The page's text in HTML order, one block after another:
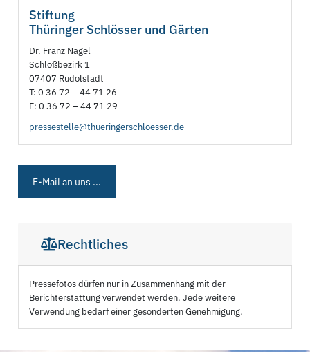
Stiftung
Thüringer Schlösser und Gärten
Dr. Franz Nagel
Schloßbezirk 1
07407 Rudolstadt
T: 0 36 72 – 44 71 26
F: 0 36 72 – 44 71 29
pressestelle@thueringerschloesser.de
E-Mail an uns ...
Rechtliches
Pressefotos dürfen nur in Zusammenhang mit der
Berichterstattung verwendet werden. Jede weitere
Verwendung bedarf einer gesonderten Genehmigung.